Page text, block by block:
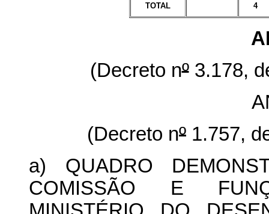
TOTAL 4
(Decreto nº3.178,
(Decreto nº 1.757,
a) QUADRO
COMISSÃO E